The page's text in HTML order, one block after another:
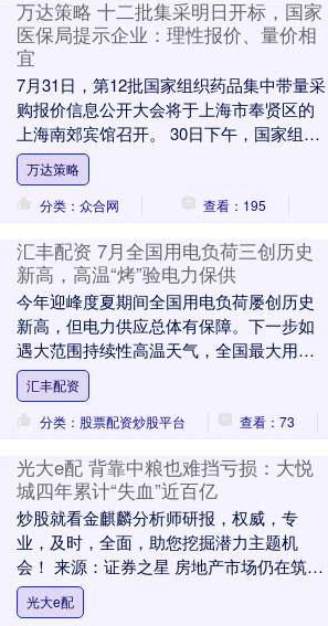
万达策略 十二批集采明日开标，国家
医保局提示企业：理性报价、量价相
宜
7月31日，第12批国家组织药品集中带量采
购报价信息公开大会将于上海市奉贤区的
上海南郊宾馆召开。 30日下午，国家组织
药品联合采购办公室（下称联采办）发布
提示，....
万达策略
分类：众合网
查看：195
汇丰配资 7月全国用电负荷三创历史
新高，高温“烤”验电力保供
今年迎峰度夏期间全国用电负荷屡创历史
新高，但电力供应总体有保障。下一步如
遇大范围持续性高温天气，全国最大用电
负荷可能将达16亿千瓦左右，较去年增长
9000万千瓦....
汇丰配资
分类：股票配资炒股平台
查看：73
光大e配 背靠中粮也难挡亏损：大悦
城四年累计“失血”近百亿
炒股就看金麒麟分析师研报，权威，专
业，及时，全面，助您挖掘潜力主题机
会！ 来源：证券之星 房地产市场仍在筑
底，即便是背靠央企的头部房企，也难以
独善其身。 近日，....
光大e配